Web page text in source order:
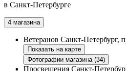
в Санкт-Петербурге
4 магазина
Ветеранов Санкт-Петербург,
Показать на карте
Фотографии магазина (34)
Просвещения Санкт-